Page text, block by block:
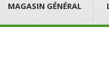
MAGASIN GÉNÉRAL